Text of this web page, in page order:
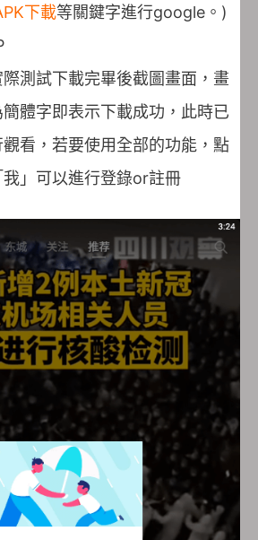
下載等關鍵字進行google。)
測試下載完畢後截圖畫面，畫
體字即表示下載成功，此時已
看，若要使用全部的功能，點
」可以進行登錄or註冊